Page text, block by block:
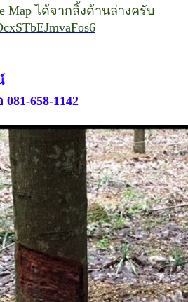
Map ได้จากลิ้งด้านล่างครับ
658-1142